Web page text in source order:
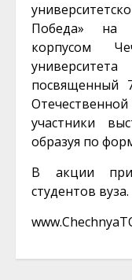
Победа» на
корпусом
посвященный
участники
образуя по
В акции
студентов вуза.